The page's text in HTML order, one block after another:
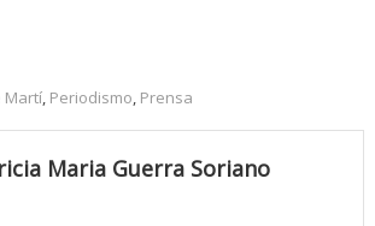
Martí, Periodismo Prensa
Maria Guerra Soriano